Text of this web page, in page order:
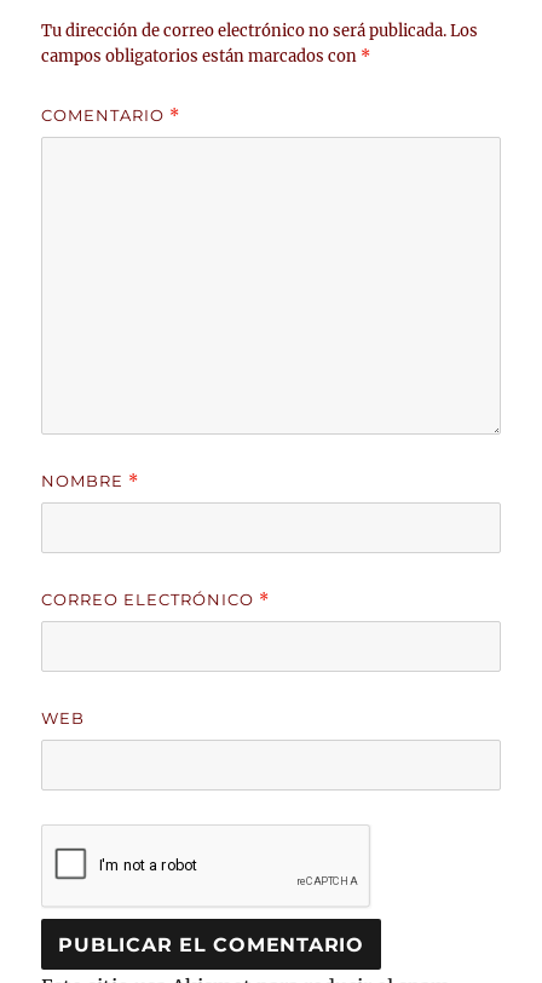
Tu dirección de correo electrónico no será publicada. Los
campos obligatorios están marcados con *
COMENTARIO *
NOMBRE *
CORREO ELECTRÓNICO *
WEB